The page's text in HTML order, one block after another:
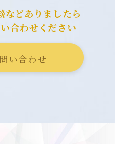
などありましたら
合わせください
い合わせ